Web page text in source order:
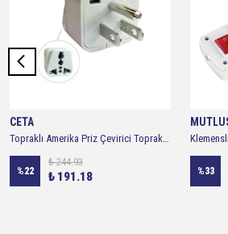
CETA
Topraklı Amerika Priz Çevirici Topraklı Kanada Priz Çevirici Topraklı Tayland Priz Çevirici Universal Dönüştürücü
%22
₺ 244.93
₺ 191.18 %33